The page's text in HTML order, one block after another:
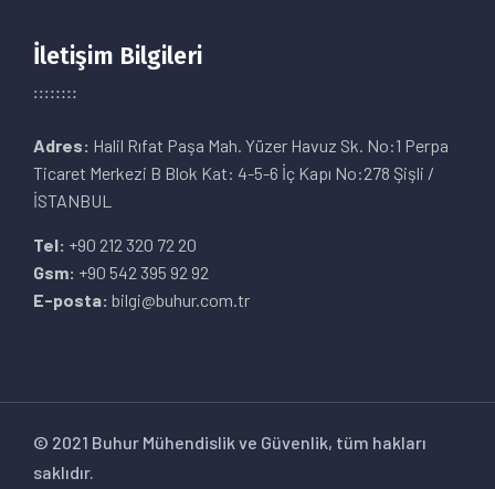
İletişim Bilgileri
Adres: Halil Rıfat Paşa Mah. Yüzer Havuz Sk. No:1 Perpa
Ticaret Merkezi B Blok Kat: 4-5-6 İç Kapı No:278 Şişli /
İSTANBUL
Tel: +90 212 320 72 20
Gsm: +90 542 395 92 92
E-posta: bilgi@buhur.com.tr
© 2021 Buhur Mühendislik ve Güvenlik, tüm hakları
saklıdır.